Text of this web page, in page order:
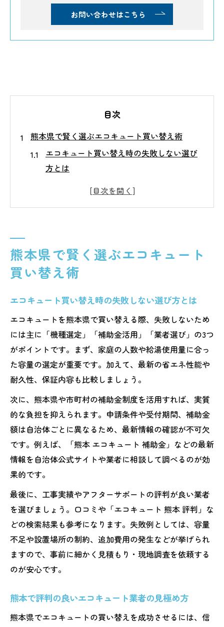
お問い合わせはこちら
目次
熊本県で賢く選ぶエコキュート買い替え術
エコキュート買い替え時の失敗しない選び
方とは
熊本で評判の良いエコキュート業者の見極
エコキュート交換を熊本でする際の注意点
まとめ
熊本のエコキュート修理対応と買い替えの
違い
熊本エコキュート補助金の最新情報と申請
条件
エコキュート補助金2026年と2025年の違い
エコキュート新調時に補助金を併用するコ
ツ
補助金申請で失敗しないエコキュート交換
手順
エコキュート補助金活用による負担軽減の
秘訣
エコキュート交換時に知るべき熊本の費用相場
エコキュート交換時の設置費用相場を詳し
く解説
熊本でエコキュート工事費込み総額を比較
する
追加費用が発生しやすいエコキュート交換
事例
ついて
熊本で安いエコキュート交換業者の選び方
熊本県で賢く選ぶエコキュート
買い替え術
エコキュート買い替え時の失敗しない選び方とは
エコキュートを熊本県で買い替える際、失敗しないため
には主に「機種選定」「補助金活用」「業者選び」の3つ
がポイントです。まず、家庭の人数や給湯使用量に合っ
た容量の選定が重要です。加えて、最新の省エネ性能や
耐久性、保証内容も比較しましょう。
次に、熊本県や市町村の補助金制度を活用すれば、実質
的な負担を抑えられます。申請条件や受付期間、補助金
額は自治体ごとに異なるため、最新情報の確認が不可欠
です。例えば、「熊本 エコキュート 補助金」などの最新
情報を自治体公式サイトや業者に相談して調べるのが効
果的です。
最後に、工事実績やアフターサポートの評判が良い業者
を選びましょう。口コミや「エコキュート 熊本 評判」な
どの検索結果も参考になります。失敗例としては、容量
不足や設置場所の制約、追加費用の発生などが挙げられ
ますので、事前に細かく見積もり・現地調査を依頼する
のが安心です。
熊本で評判の良いエコキュート業者の見極め方
熊本県でエコキュートの買い替えを成功させるには、信